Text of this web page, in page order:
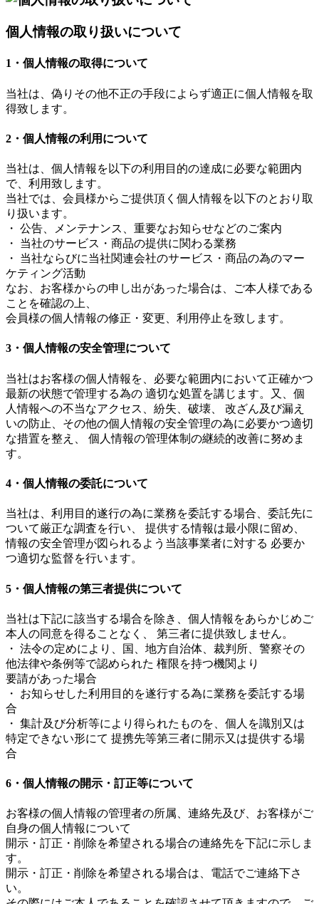
個人情報の取り扱いについて
1・個人情報の取得について
当社は、偽りその他不正の手段によらず適正に個人情報を取
得致します。
2・個人情報の利用について
当社は、個人情報を以下の利用目的の達成に必要な範囲内
で、利用致します。
当社では、会員様からご提供頂く個人情報を以下のとおり取
り扱います。
・ 公告、メンテナンス、重要なお知らせなどのご案内
・ 当社のサービス・商品の提供に関わる業務
・ 当社ならびに当社関連会社のサービス・商品の為のマー
ケティング活動
なお、お客様からの申し出があった場合は、ご本人様である
ことを確認の上、
会員様の個人情報の修正・変更、利用停止を致します。
3・個人情報の安全管理について
当社はお客様の個人情報を、必要な範囲内において正確かつ
最新の状態で管理する為の 適切な処置を講じます。又、個
人情報への不当なアクセス、紛失、破壊、 改ざん及び漏え
いの防止、その他の個人情報の安全管理の為に必要かつ適切
な措置を整え、 個人情報の管理体制の継続的改善に努めま
す。
4・個人情報の委託について
当社は、利用目的遂行の為に業務を委託する場合、委託先に
ついて厳正な調査を行い、 提供する情報は最小限に留め、
情報の安全管理が図られるよう当該事業者に対する 必要か
つ適切な監督を行います。
5・個人情報の第三者提供について
当社は下記に該当する場合を除き、個人情報をあらかじめご
本人の同意を得ることなく、 第三者に提供致しません。
・ 法令の定めにより、国、地方自治体、裁判所、警察その
他法律や条例等で認められた 権限を持つ機関より
要請があった場合
・ お知らせした利用目的を遂行する為に業務を委託する場
合
・ 集計及び分析等により得られたものを、個人を識別又は
特定できない形にて 提携先等第三者に開示又は提供する場
合
6・個人情報の開示・訂正等について
お客様の個人情報の管理者の所属、連絡先及び、お客様がご
自身の個人情報について
開示・訂正・削除を希望される場合の連絡先を下記に示しま
す。
開示・訂正・削除を希望される場合は、電話でご連絡下さ
い。